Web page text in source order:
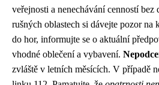
veřejnosti a nenechávání cenností
rušných oblastech si dávejte pozor na
do hor, informujte se o aktuální
vhodné oblečení a vybavení.
zvláště v letních měsících. V případě